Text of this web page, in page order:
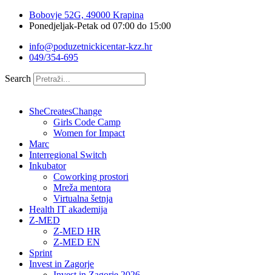
Bobovje 52G, 49000 Krapina
Ponedjeljak-Petak od 07:00 do 15:00
info@poduzetnickicentar-kzz.hr
049/354-695
Search
SheCreatesChange
Girls Code Camp
Women for Impact
Marc
Interregional Switch
Inkubator
Coworking prostori
Mreža mentora
Virtualna šetnja
Health IT akademija
Z-MED
Z-MED HR
Z-MED EN
Sprint
Invest in Zagorje